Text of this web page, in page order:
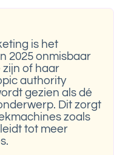
is het
2025 onmisbaar
of haar
authority
gezien als dé
Dit zorgt
zoals
tot meer